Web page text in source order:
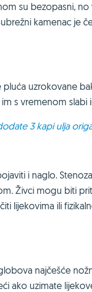
su bezopasni,
kamenac je
uzrokovane
s vremenom slabi
3 kapi ulja
i naglo.
Živci mogu biti
lijekovima ili
najčešće
ako uzimate